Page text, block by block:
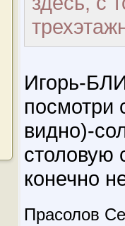
Игорь-
посмотри
видно)-
столовую
конечно
Прасолов